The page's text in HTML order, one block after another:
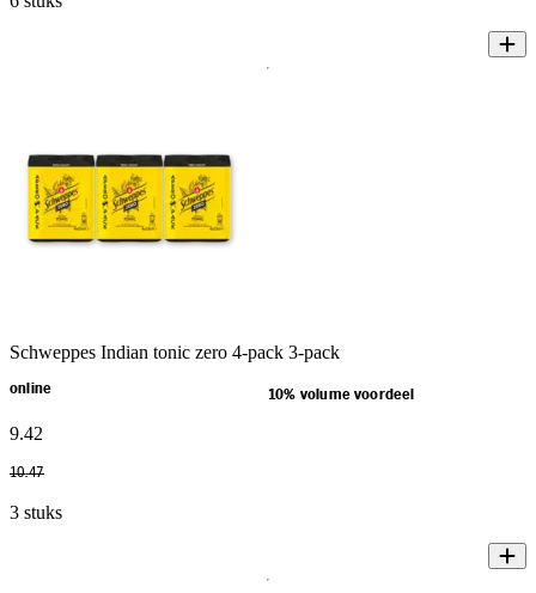
Schweppes Indian tonic zero 4-pack 3-pack
online 10% volume voordeel
9.42
10.47
3 stuks